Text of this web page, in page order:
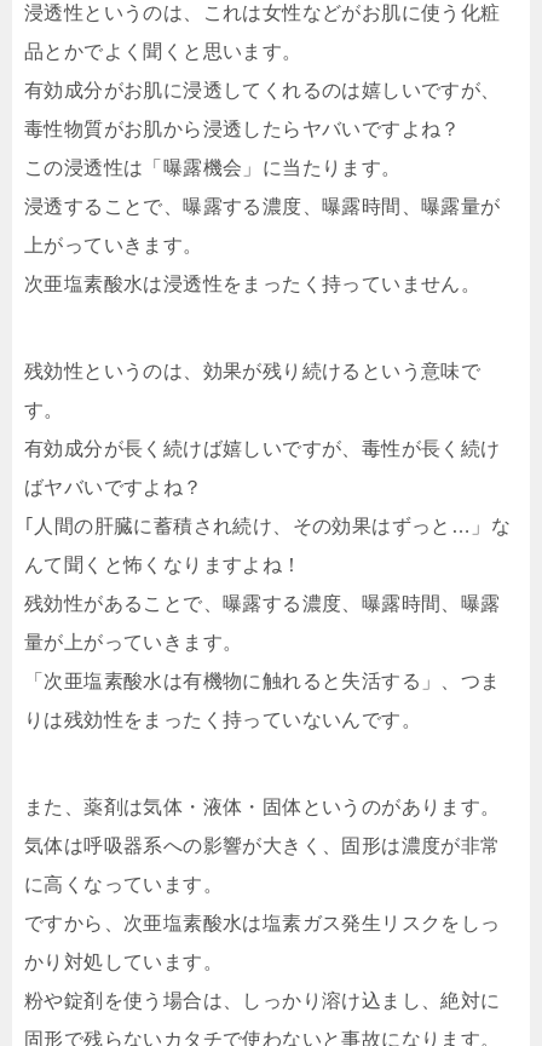
浸透性というのは、これは女性などがお肌に使う化粧
品とかでよく聞くと思います。
有効成分がお肌に浸透してくれるのは嬉しいですが、
毒性物質がお肌から浸透したらヤバいですよね？
この浸透性は「曝露機会」に当たります。
浸透することで、曝露する濃度、曝露時間、曝露量が
上がっていきます。
次亜塩素酸水は浸透性をまったく持っていません。
残効性というのは、効果が残り続けるという意味で
す。
有効成分が長く続けば嬉しいですが、毒性が長く続け
ばヤバいですよね？
｢人間の肝臓に蓄積され続け、その効果はずっと…」な
んて聞くと怖くなりますよね！
残効性があることで、曝露する濃度、曝露時間、曝露
量が上がっていきます。
「次亜塩素酸水は有機物に触れると失活する」、つま
りは残効性をまったく持っていないんです。
また、薬剤は気体・液体・固体というのがあります。
気体は呼吸器系への影響が大きく、固形は濃度が非常
に高くなっています。
ですから、次亜塩素酸水は塩素ガス発生リスクをしっ
かり対処しています。
粉や錠剤を使う場合は、しっかり溶け込まし、絶対に
固形で残らないカタチで使わないと事故になります。